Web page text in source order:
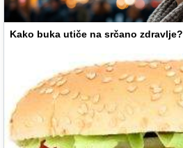
Kako buka utiče na srčano zdravlje?